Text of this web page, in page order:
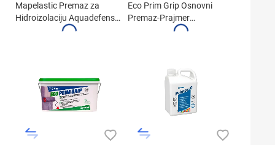
Mapelastic Premaz za
Hidroizolaciju Aquadefense
Tečna membrana 7.5kg
Eco Prim Grip Osnovni
Premaz-Prajmer
Višenamenski (1kg)